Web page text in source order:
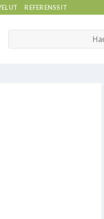
REFERENSSIT